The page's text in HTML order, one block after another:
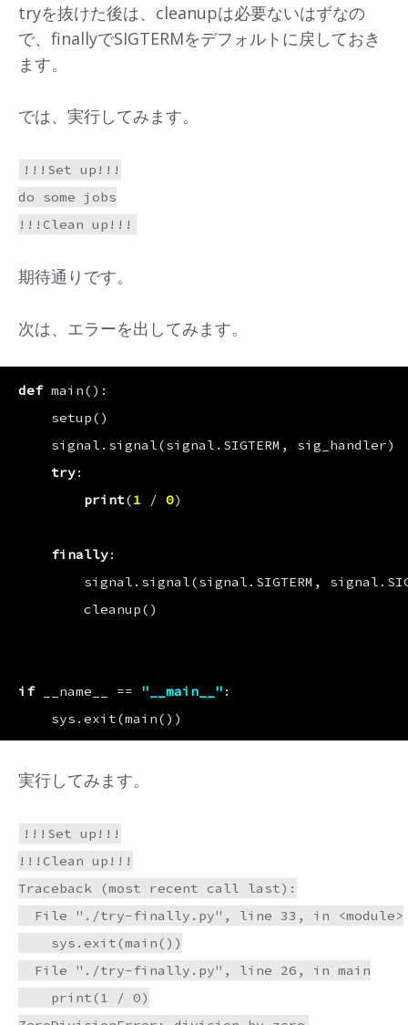
tryを抜けた後は、cleanupは必要ないはずなの
で、finallyでSIGTERMをデフォルトに戻しておき
ます。
では、実行してみます。
!!!Set up!!!
do some jobs
期待通りです。
次は、エラーを出してみます。
def main():
setup()
signal . signal(signal . SIGTERM , sig_handler)
try:
print(1 / 0)
finally:
signal . signal(signal . SIGTERM , signal .
cleanup()
if __name__ == "__main__" :
sys . exit(main())
実行してみます。
!!!Set up!!!
!!!Clean up!!!
Traceback (most recent call last):
  File "./try-finally.py", line 33, in <module>
    sys.exit(main())
  File "./try-finally.py", line 26, in main
    print(1 / 0)